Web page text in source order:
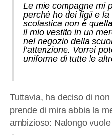
Le mie compagne mi
perché ho dei figli e la
scolastica non è
il mio vestito in un
nel negozio della
l’attenzione. Vorrei
uniforme di tutte le
Tuttavia, ha deciso di
prende di mira abbia la
ambizioso: Nalongo